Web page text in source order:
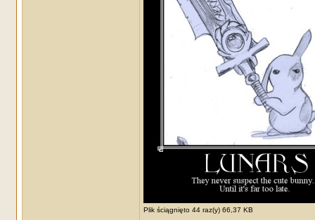
Plik ściągnięto 44 raz(y) 66,37 KB